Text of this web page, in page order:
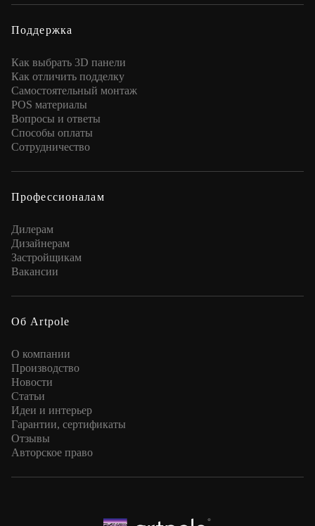
Поддержка
Как выбрать 3D панели
Как отличить подделку
Самостоятельный монтаж
POS материалы
Вопросы и ответы
Способы оплаты
Сотрудничество
Профессионалам
Дилерам
Дизайнерам
Застройщикам
Вакансии
Об Artpole
О компании
Производство
Новости
Статьи
Идеи и интерьер
Гарантии, сертификаты
Отзывы
Авторское право